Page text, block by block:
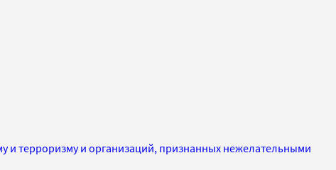
и терроризму и организаций, признанных нежелательными